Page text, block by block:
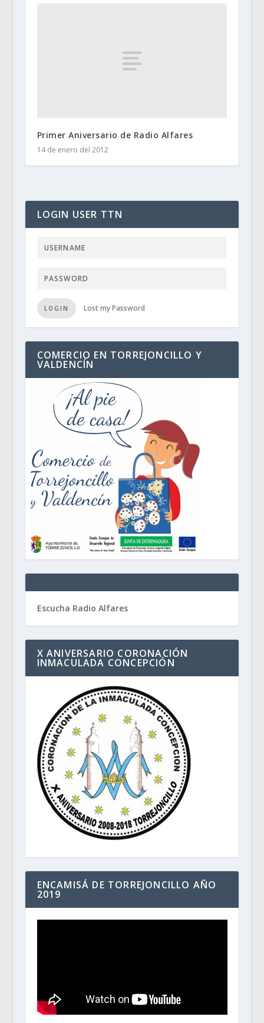
Primer Aniversario de Radio Alfares
14 de enero del 2012
LOGIN USER TTN
LOGIN Lost my Password
COMERCIO EN TORREJONCILLO Y
VALDENCÍN
Escucha Radio Alfares
X ANIVERSARIO CORONACIÓN
INMACULADA CONCEPCIÓN
ENCAMISÁ DE TORREJONCILLO AÑO
2019